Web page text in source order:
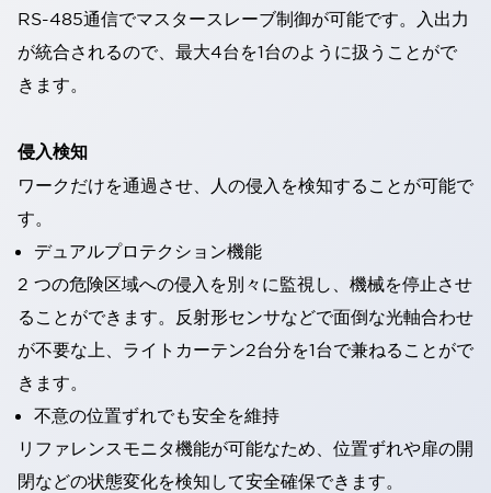
RS-485通信でマスタースレーブ制御が可能です。入出力
が統合されるので、最大4台を1台のように扱うことがで
きます。
侵入検知
ワークだけを通過させ、人の侵入を検知することが可能で
す。
デュアルプロテクション機能
2 つの危険区域への侵入を別々に監視し、機械を停止させ
ることができます。反射形センサなどで面倒な光軸合わせ
が不要な上、ライトカーテン2台分を1台で兼ねることがで
きます。
不意の位置ずれでも安全を維持
リファレンスモニタ機能が可能なため、位置ずれや扉の開
閉などの状態変化を検知して安全確保できます。